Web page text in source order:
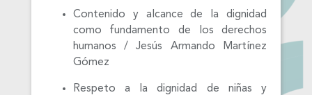
Contenido y alcance de la dignidad
como fundamento de los derechos
humanos / Jesús Armando Martínez
Gómez
Respeto a la dignidad de niñas y